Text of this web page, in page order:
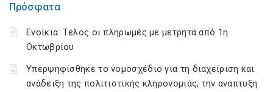
Πρόσφατα
Ενοίκια: Τέλος οι πληρωμές με μετρητά από 1η
Οκτωβρίου
Υπερψηφίσθηκε το νομοσχέδιο για τη διαχείριση και
ανάδειξη της πολιτιστικής κληρονομιάς, την ανάπτυξη